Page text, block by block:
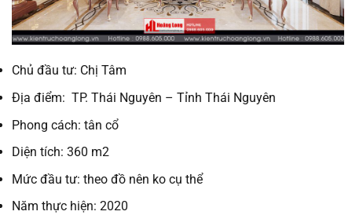
Chủ đầu tư: Chị Tâm
Địa điểm: TP. Thái Nguyên – Tỉnh Thái Nguyên
Phong cách: tân cổ
Diện tích: 360 m2
Mức đầu tư: theo đồ nên ko cụ thể
Năm thực hiện: 2020